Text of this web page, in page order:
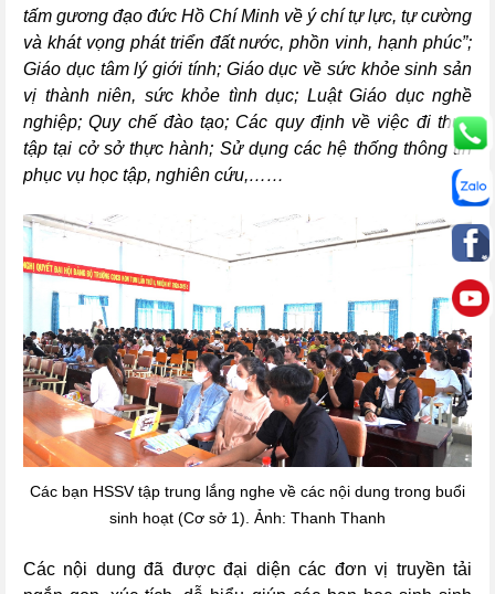
tấm gương đạo đức Hồ Chí Minh về ý chí tự lực, tự cường
và khát vọng phát triển đất nước, phồn vinh, hạnh phúc”;
Giáo dục tâm lý giới tính; Giáo dục về sức khỏe sinh sản
vị thành niên, sức khỏe tình dục; Luật Giáo dục nghề
nghiệp; Quy chế đào tạo; Các quy định về việc đi thực
tập tại cở sở thực hành; Sử dụng các hệ thống thông tin
phục vụ học tập, nghiên cứu,……
Các bạn HSSV tập trung lắng nghe về các nội dung trong buổi
sinh hoạt (Cơ sở 1). Ảnh: Thanh Thanh
Các nội dung đã được đại diện các đơn vị truyền tải